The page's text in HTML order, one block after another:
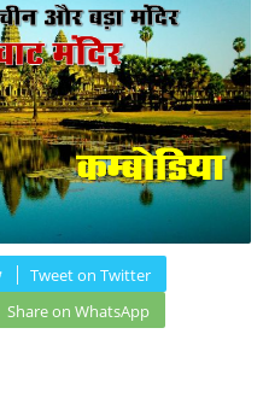
Tweet on Twitter
Share on WhatsApp